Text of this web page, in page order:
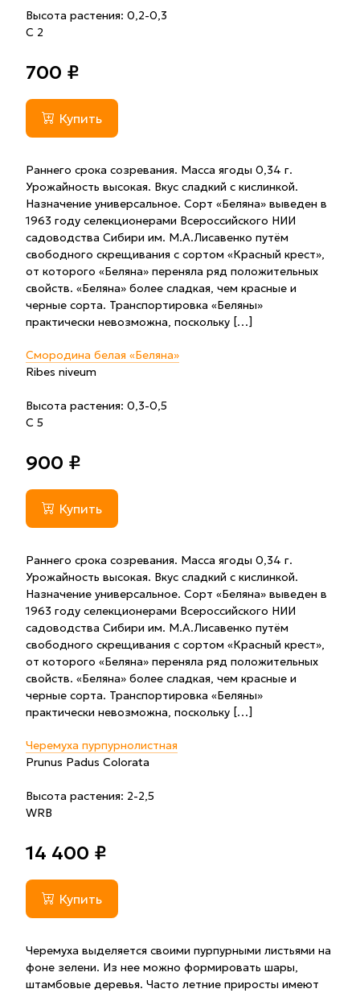
Высота растения: 0,2-0,3
С 2
700 ₽
Купить
Раннего срока созревания. Масса ягоды 0,34 г.
Урожайность высокая. Вкус сладкий с кислинкой.
Назначение универсальное. Сорт «Беляна» выведен в
1963 году селекционерами Всероссийского НИИ
садоводства Сибири им. М.А.Лисавенко путём
свободного скрещивания с сортом «Красный крест»,
от которого «Беляна» переняла ряд положительных
свойств. «Беляна» более сладкая, чем красные и
черные сорта. Транспортировка «Беляны»
практически невозможна, поскольку […]
Смородина белая «Беляна»
Ribes niveum
Высота растения: 0,3-0,5
С 5
900 ₽
Купить
Раннего срока созревания. Масса ягоды 0,34 г.
Урожайность высокая. Вкус сладкий с кислинкой.
Назначение универсальное. Сорт «Беляна» выведен в
1963 году селекционерами Всероссийского НИИ
садоводства Сибири им. М.А.Лисавенко путём
свободного скрещивания с сортом «Красный крест»,
от которого «Беляна» переняла ряд положительных
свойств. «Беляна» более сладкая, чем красные и
черные сорта. Транспортировка «Беляны»
практически невозможна, поскольку […]
Черемуха пурпурнолистная
Prunus Padus Colorata
Высота растения: 2-2,5
WRB
14 400 ₽
Купить
Черемуха выделяется своими пурпурными листьями на
фоне зелени. Из нее можно формировать шары,
штамбовые деревья. Часто летние приросты имеют